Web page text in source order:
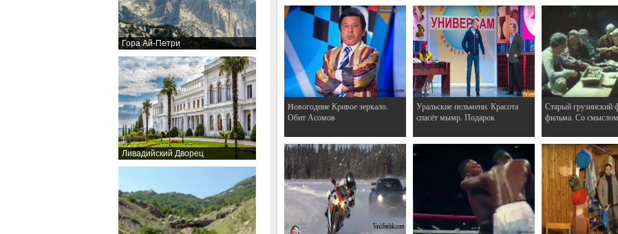
Гора Ай-Петри
Ливадийский Дворец
Hовогодние Кривое зеркало.
Обит Асомов
Уральские пельмени. Красота
спасёт мымр. Подарок
Старый грузинский
фильма. Со